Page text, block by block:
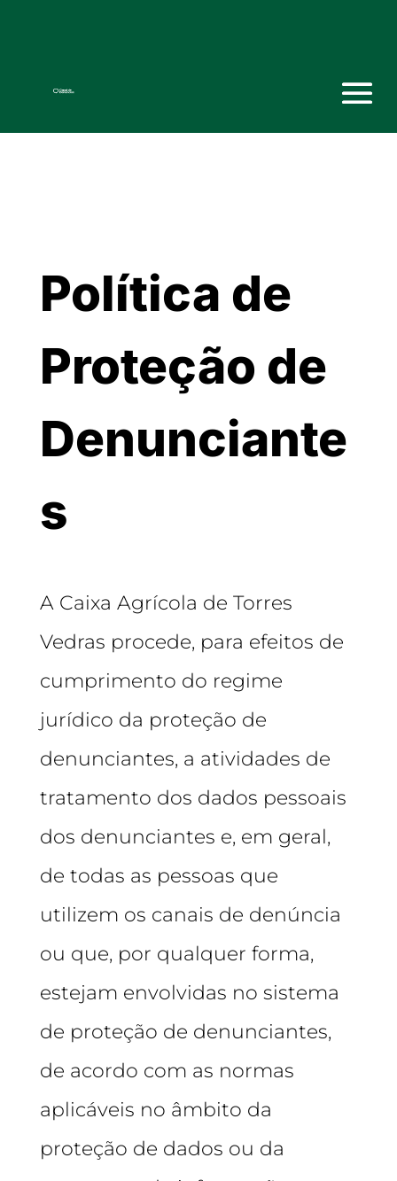
Política de
Proteção de
Denunciante
s
A Caixa Agrícola de Torres
Vedras procede, para efeitos de
cumprimento do regime
jurídico da proteção de
denunciantes, a atividades de
tratamento dos dados pessoais
dos denunciantes e, em geral,
de todas as pessoas que
utilizem os canais de denúncia
ou que, por qualquer forma,
estejam envolvidas no sistema
de proteção de denunciantes,
de acordo com as normas
aplicáveis no âmbito da
proteção de dados ou da